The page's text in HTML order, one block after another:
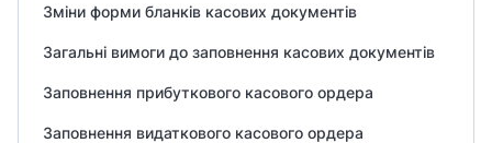
Зміни форми бланків касових документів
Загальні вимоги до заповнення касових документів
Заповнення прибуткового касового ордера
Заповнення видаткового касового ордера